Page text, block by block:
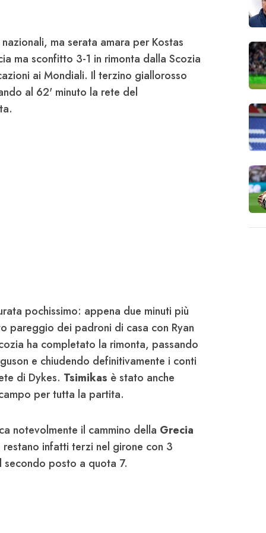
ma serata amara per Kostas
ma sconfitto 3-1 in rimonta dalla Scozia
ai Mondiali. Il terzino giallorosso
al 62' minuto la rete del
pochissimo: appena due minuti più
pareggio dei padroni di casa con Ryan
ha completato la rimonta, passando
e chiudendo definitivamente i conti
di Dykes. Tsimikas è stato anche
per tutta la partita.
notevolmente il cammino della Grecia
infatti terzi nel girone con 3
posto a quota 7.